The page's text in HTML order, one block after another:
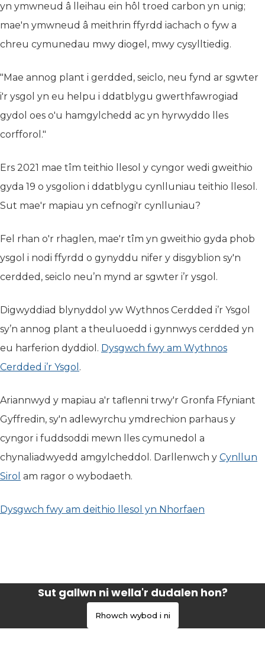
yn ymwneud â lleihau ein hôl troed carbon yn unig;
mae'n ymwneud â meithrin ffyrdd iachach o fyw a
chreu cymunedau mwy diogel, mwy cysylltiedig.
"Mae annog plant i gerdded, seiclo, neu fynd ar sgwter
i'r ysgol yn eu helpu i ddatblygu gwerthfawrogiad
gydol oes o'u hamgylchedd ac yn hyrwyddo lles
corfforol."
Ers 2021 mae tîm teithio llesol y cyngor wedi gweithio
gyda 19 o ysgolion i ddatblygu cynlluniau teithio llesol.
Sut mae'r mapiau yn cefnogi'r cynlluniau?
Fel rhan o'r rhaglen, mae'r tîm yn gweithio gyda phob
ysgol i nodi ffyrdd o gynyddu nifer y disgyblion sy'n
cerdded, seiclo neu’n mynd ar sgwter i’r ysgol.
Digwyddiad blynyddol yw Wythnos Cerdded i’r Ysgol
sy’n annog plant a theuluoedd i gynnwys cerdded yn
eu harferion dyddiol. Dysgwch fwy am Wythnos
Cerdded i’r Ysgol .
Ariannwyd y mapiau a'r taflenni trwy'r Gronfa Ffyniant
Gyffredin, sy'n adlewyrchu ymdrechion parhaus y
cyngor i fuddsoddi mewn lles cymunedol a
chynaliadwyedd amgylcheddol. Darllenwch y Cynllun
Sirol am ragor o wybodaeth.
Dysgwch fwy am deithio llesol yn Nhorfaen
Sut gallwn ni wella'r dudalen hon?
Rhowch wybod i ni